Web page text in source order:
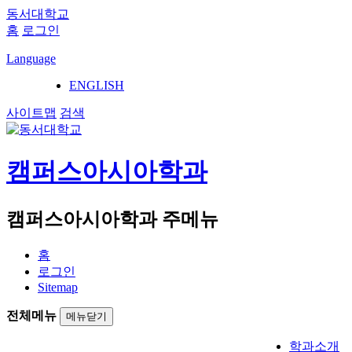
동서대학교
홈 로그인
Language
ENGLISH
사이트맵 검색
캠퍼스아시아학과
캠퍼스아시아학과 주메뉴
홈
로그인
Sitemap
전체메뉴 메뉴닫기
학과소개